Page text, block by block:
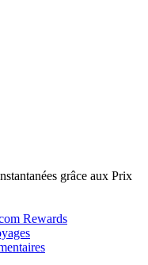
grâce aux Prix
Rewards